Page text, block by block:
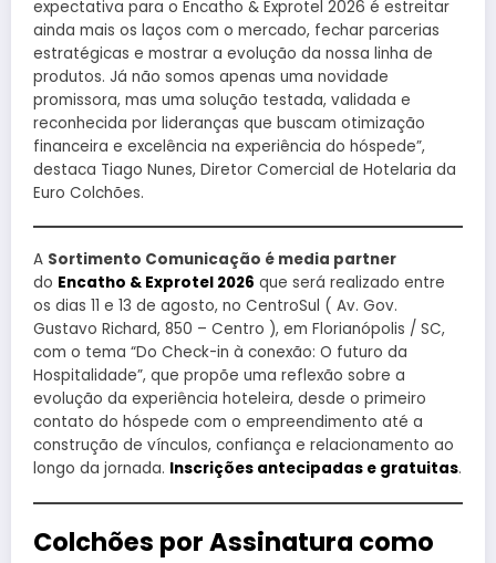
expectativa para o Encatho & Exprotel 2026 é estreitar
ainda mais os laços com o mercado, fechar parcerias
estratégicas e mostrar a evolução da nossa linha de
produtos. Já não somos apenas uma novidade
promissora, mas uma solução testada, validada e
reconhecida por lideranças que buscam otimização
financeira e excelência na experiência do hóspede”,
destaca Tiago Nunes, Diretor Comercial de Hotelaria da
Euro Colchões.
A Sortimento Comunicação é media partner
do Encatho & Exprotel 2026 que será realizado entre
os dias 11 e 13 de agosto, no CentroSul ( Av. Gov.
Gustavo Richard, 850 – Centro ), em Florianópolis / SC,
com o tema “Do Check-in à conexão: O futuro da
Hospitalidade”, que propõe uma reflexão sobre a
evolução da experiência hoteleira, desde o primeiro
contato do hóspede com o empreendimento até a
construção de vínculos, confiança e relacionamento ao
longo da jornada. Inscrições antecipadas e gratuitas.
Colchões por Assinatura como